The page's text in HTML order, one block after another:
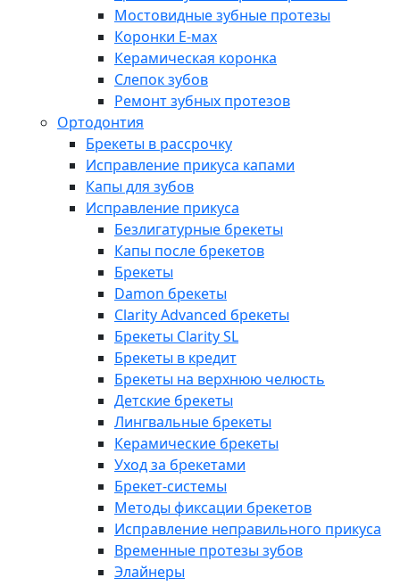
Мостовидные зубные протезы
Коронки E-мах
Керамическая коронка
Слепок зубов
Ремонт зубных протезов
Ортодонтия
Брекеты в рассрочку
Исправление прикуса капами
Капы для зубов
Исправление прикуса
Безлигатурные брекеты
Капы после брекетов
Брекеты
Damon брекеты
Clarity Advanced брекеты
Брекеты Clarity SL
Брекеты в кредит
Брекеты на верхнюю челюсть
Детские брекеты
Лингвальные брекеты
Керамические брекеты
Уход за брекетами
Брекет-системы
Методы фиксации брекетов
Исправление неправильного прикуса
Временные протезы зубов
Элайнеры